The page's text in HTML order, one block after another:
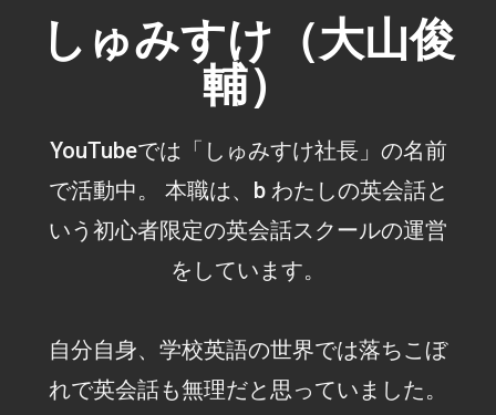
しゅみすけ（大山俊
輔）
YouTubeでは「しゅみすけ社長」の名前
で活動中。 本職は、b わたしの英会話と
いう初心者限定の英会話スクールの運営
をしています。
自分自身、学校英語の世界では落ちこぼ
れで英会話も無理だと思っていました。